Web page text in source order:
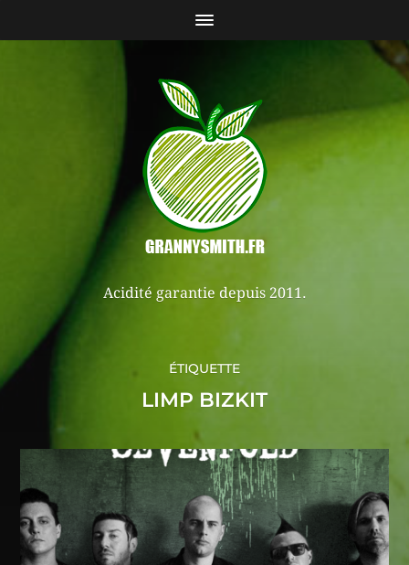
Acidité garantie depuis 2011.
ÉTIQUETTE
LIMP BIZKIT